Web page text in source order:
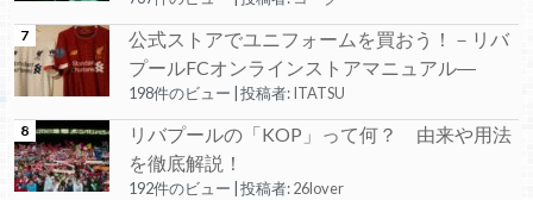
公式ストアでユニフォームを買おう！－リバ
プールFCオンラインストアマニュアル―
198件のビュー 投稿者:ITATSU
リバプールの「KOP」って何？ 由来や用法
を徹底解説！
192件のビュー 投稿者:26lover